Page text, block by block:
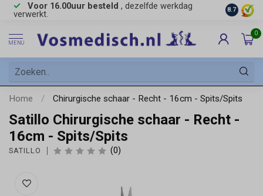
Voor 16.00uur besteld , dezelfde werkdag
verwerkt. Gratis
8.7
MENU
0
Home / Chirurgische schaar - Recht - 16cm - Spits/Spits
Satillo Chirurgische schaar - Recht -
16cm - Spits/Spits
SATILLO (0)